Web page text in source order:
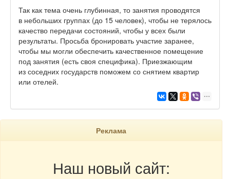
Так как тема очень глубинная, то занятия проводятся
в небольших группах (до 15 человек), чтобы не терялось
качество передачи состояний, чтобы у всех были
результаты. Просьба бронировать участие заранее,
чтобы мы могли обеспечить качественное помещение
под занятия (есть своя специфика). Приезжающим
из соседних государств поможем со снятием квартир
или отелей.
Реклама
Наш новый сайт: